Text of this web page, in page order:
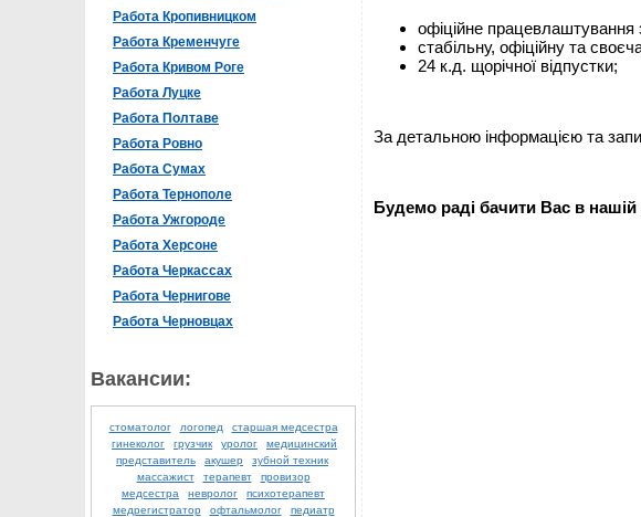
Работа Кропивницком
Работа Кременчуге
Работа Кривом Роге
Работа Луцке
Работа Полтаве
Работа Ровно
Работа Сумах
Работа Тернополе
Работа Ужгороде
Работа Херсоне
Работа Черкассах
Работа Чернигове
Работа Черновцах
Вакансии:
стоматолог логопед
старшая медсестра
гинеколог
грузчик уролог
медицинский
представитель
акушер
зубной техник
массажист
терапевт
провизор
медсестра
невролог
психотерапевт
медрегистратор
офтальмолог
педиатр
офіційне працевлаштування
стабільну, офіційну та
24 к.д. щорічної відпустки;
За детальною інформацією та
Будемо раді бачити Вас в нашій